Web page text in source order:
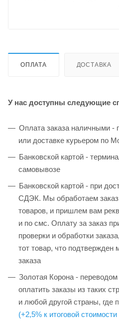
ОПЛАТА ДОСТАВКА
У нас доступны следующие
Оплата заказа наличными -
или доставке курьером по
Банковской картой -
самовывозе
Банковской картой - при
СДЭК. Мы обработаем
товаров, и пришлем вам
и по смс. Оплату за заказ
проверки и обработки
тот товар, что
заказа
Золотая Корона -
оплатить заказы из таких
и любой другой страны, где
(+2,5% к итоговой стоимости